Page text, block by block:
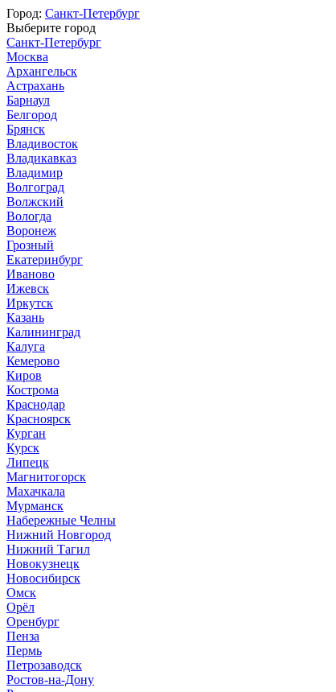
Город: Санкт-Петербург
Выберите город
Санкт-Петербург
Москва
Архангельск
Астрахань
Барнаул
Белгород
Брянск
Владивосток
Владикавказ
Владимир
Волгоград
Волжский
Вологда
Воронеж
Грозный
Екатеринбург
Иваново
Ижевск
Иркутск
Казань
Калининград
Калуга
Кемерово
Киров
Кострома
Краснодар
Красноярск
Курган
Курск
Липецк
Магнитогорск
Махачкала
Мурманск
Набережные Челны
Нижний Новгород
Нижний Тагил
Новокузнецк
Новосибирск
Омск
Орёл
Оренбург
Пенза
Пермь
Петрозаводск
Ростов-на-Дону